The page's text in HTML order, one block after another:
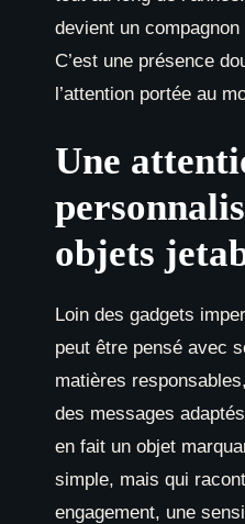
devient un
C’est une présence
l’attention portée au
Une
objets
Loin des gadgets
peut être pensé avec
matières
des messages
en fait un objet
simple, mais qui
engagement, une